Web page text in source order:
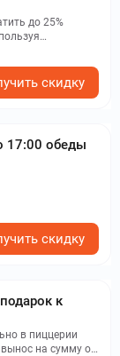
до 25%
скидку
17:00 обеды
скидку
к
в пиццерии
на сумму от